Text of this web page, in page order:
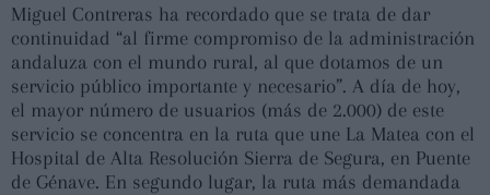
Miguel Contreras ha recordado que se trata de dar
continuidad “al firme compromiso de la administración
andaluza con el mundo rural, al que dotamos de un
servicio público importante y necesario”. A día de hoy,
el mayor número de usuarios (más de 2.000) de este
servicio se concentra en la ruta que une La Matea con el
Hospital de Alta Resolución Sierra de Segura, en Puente
de Génave. En segundo lugar, la ruta más demandada